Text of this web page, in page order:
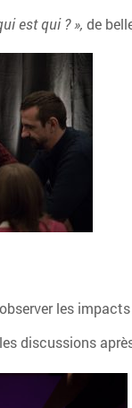
est qui ? », de
les
discussions